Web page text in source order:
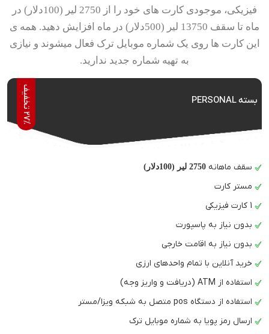
فیزیکی، موجودی کارت های خود را از 2750 لیر (100دلار) در
ماه تا سقف 13750 لیر (500دلار) در ماه افزایش دهید. همه ی
این کارت ها روی یک شماره موبایل ترک فعال میشوند و نیازی
به تهیه شماره جدید ندارید.
بسته PERSONAL
2
7
%
ت
خ
ف
ی
ف
سقف ماهانه 2750 لیر (100دلار)
مستر کارت
بدون نیاز به پاسپورت
بدون نیاز به اقامت خارجی
خرید آنلاین با تمام واحدهای ارزی
استفاده از ATM (دریافت و واریز وجه)
استفاده از دستگاه pos متصل به شبکه ویزا/مستر
ارسال رمز پویا به شماره موبایل ترک